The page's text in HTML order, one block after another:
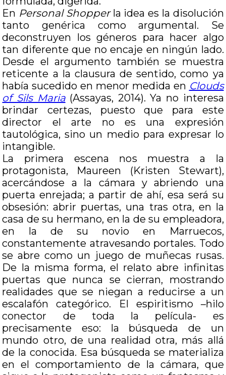
En Personal Shopper la idea es la disolución
tanto genérica como argumental. Se
deconstruyen los géneros para hacer algo
tan diferente que no encaje en ningún lado.
Desde el argumento también se muestra
reticente a la clausura de sentido, como ya
había sucedido en menor medida en Clouds
of Sils Maria (Assayas, 2014). Ya no interesa
brindar certezas, puesto que para este
director el arte no es una expresión
tautológica, sino un medio para expresar lo
intangible.
La primera escena nos muestra a la
protagonista, Maureen (Kristen Stewart),
acercándose a la cámara y abriendo una
puerta enrejada; a partir de ahí, esa será su
obsesión: abrir puertas, una tras otra, en la
casa de su hermano, en la de su empleadora,
en la de su novio en Marruecos,
constantemente atravesando portales. Todo
se abre como un juego de muñecas rusas.
De la misma forma, el relato abre infinitas
puertas que nunca se cierran, mostrando
realidades que se niegan a reducirse a un
escalafón categórico. El espiritismo –hilo
conector de toda la película- es
precisamente eso: la búsqueda de un
mundo otro, de una realidad otra, más allá
de la conocida. Esa búsqueda se materializa
en el comportamiento de la cámara, que